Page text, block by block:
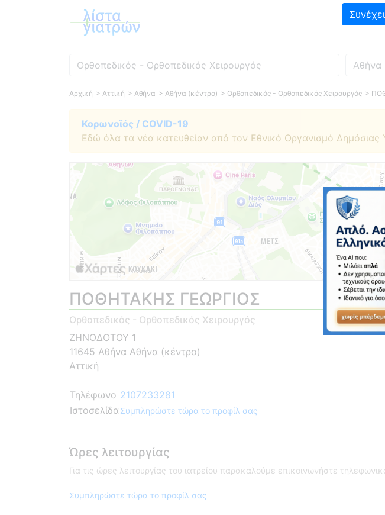
Ειδικότητα Πού
Αρχική > Αττική > Αθήνα > Αθήνα (κέντρο) > Ορθοπεδικός - Ορθοπεδικός Χειρουργός >
Κορωνοϊός / COVID-19
Εδώ όλα τα νέα κατευθείαν από τον Εθνικό Οργανισμό Δημόσιας
ΠΟΘΗΤΑΚΗΣ ΓΕΩΡΓΙΟΣ
Ορθοπεδικός - Ορθοπεδικός Χειρουργός
ΖΗΝΟΔΟΤΟΥ 1
11645 Αθήνα Αθήνα (κέντρο)
Αττική
Τηλέφωνο 2107233281
Ιστοσελίδα Συμπληρώστε τώρα το προφίλ σας
Ώρες λειτουργίας
Για τις ώρες λειτουργίας του ιατρείου παρακαλούμε επικοινωνήστε
Συμπληρώστε τώρα το προφίλ σας